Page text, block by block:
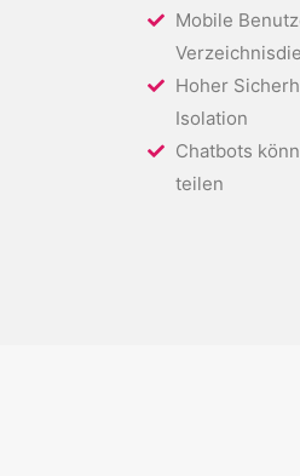
Mobile
Hoher
Isolation
Chatbots
teilen